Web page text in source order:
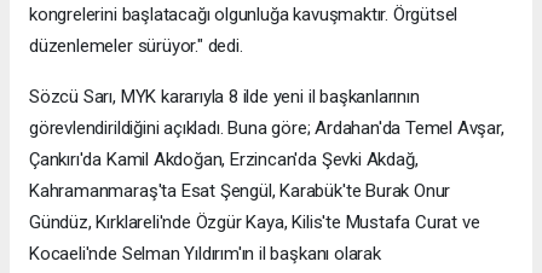
kongrelerini başlatacağı olgunluğa kavuşmaktır. Örgütsel
düzenlemeler sürüyor." dedi.
Sözcü Sarı, MYK kararıyla 8 ilde yeni il başkanlarının
görevlendirildiğini açıkladı. Buna göre; Ardahan'da Temel Avşar,
Çankırı'da Kamil Akdoğan, Erzincan'da Şevki Akdağ,
Kahramanmaraş'ta Esat Şengül, Karabük'te Burak Onur
Gündüz, Kırklareli'nde Özgür Kaya, Kilis'te Mustafa Curat ve
Kocaeli'nde Selman Yıldırım'ın il başkanı olarak